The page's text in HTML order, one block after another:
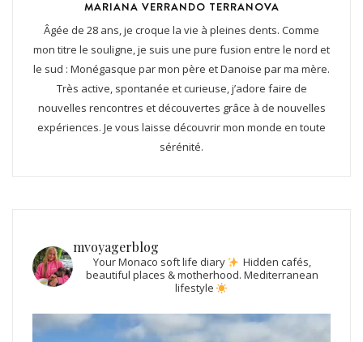
MARIANA VERRANDO TERRANOVA
Âgée de 28 ans, je croque la vie à pleines dents. Comme
mon titre le souligne, je suis une pure fusion entre le nord et
le sud : Monégasque par mon père et Danoise par ma mère.
Très active, spontanée et curieuse, j’adore faire de
nouvelles rencontres et découvertes grâce à de nouvelles
expériences. Je vous laisse découvrir mon monde en toute
sérénité.
mvoyagerblog
Your Monaco soft life diary
Hidden cafés,
beautiful places & motherhood. Mediterranean
lifestyle